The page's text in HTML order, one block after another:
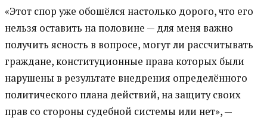
«Этот спор уже обошёлся настолько дорого, что его
нельзя оставить на половине — для меня важно
получить ясность в вопросе, могут ли рассчитывать
граждане, конституционные права которых были
нарушены в результате внедрения определённого
политического плана действий, на защиту своих
прав со стороны судебной системы или нет», —